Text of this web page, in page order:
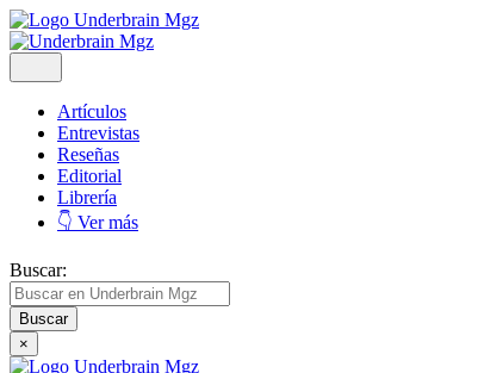
Artículos
Entrevistas
Reseñas
Editorial
Librería
👇 Ver más
Buscar:
×